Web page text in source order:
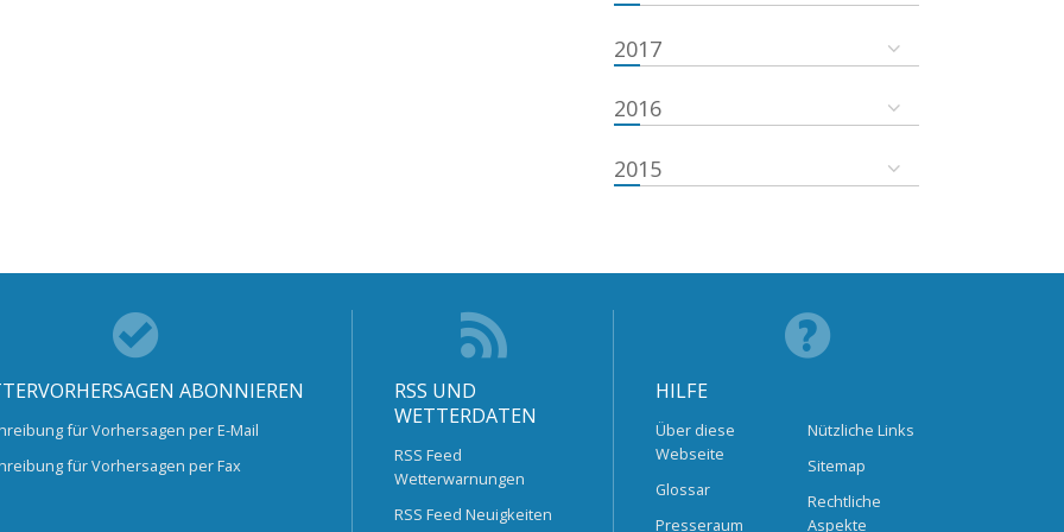
2017
2016
2015
ABONNIEREN
für Vorhersagen per E-Mail
für Vorhersagen per Fax
RSS UND
WETTERDATEN
RSS Feed
Wetterwarnungen
RSS Feed Neuigkeiten
HILFE
Über diese
Webseite
Glossar
Presseraum
Nützliche Links
Sitemap
Rechtliche
Aspekte